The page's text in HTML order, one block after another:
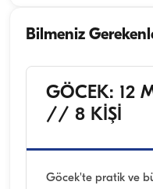
Bilmeniz
GÖCEK: 12
// 8 KİŞİ
Göcek'te pratik ve